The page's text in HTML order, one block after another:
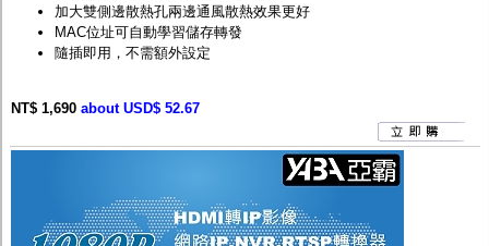
加大雙側邊散熱孔兩邊通風散熱效果更好
MAC位址可自動學習儲存轉發
隨插即用，不需額外設定
NT$ 1,690 about USD$ 52.67